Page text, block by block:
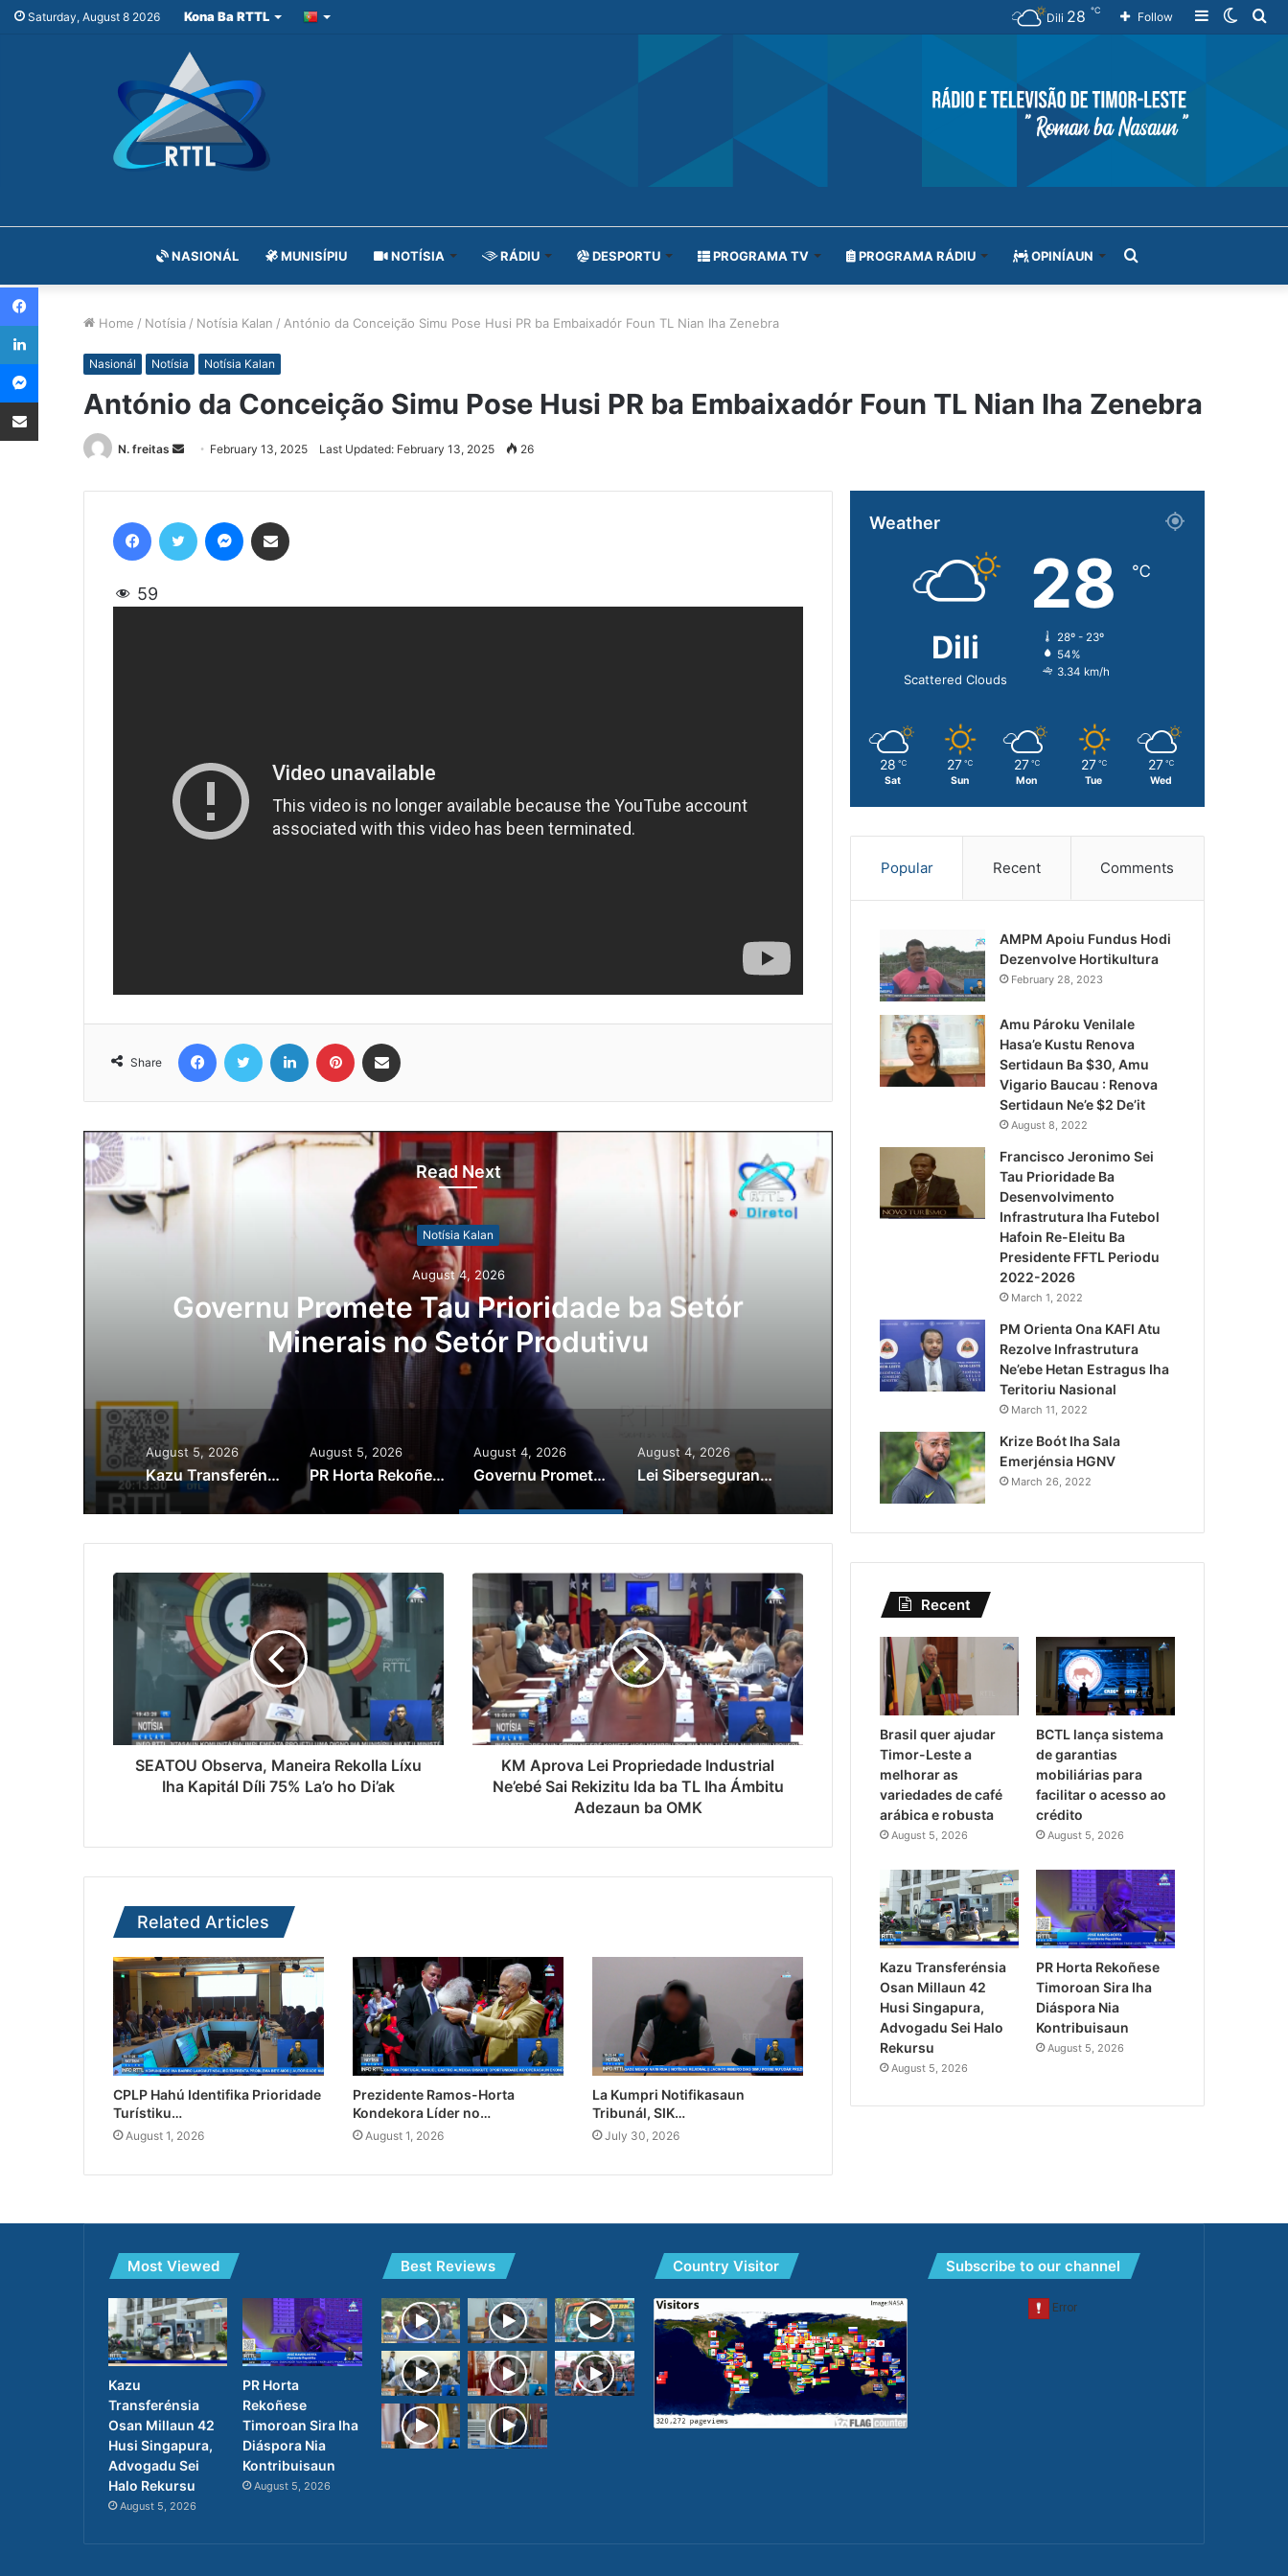
Saturday, August 8 2026 Kona Ba RTTL
Switch
Sidebar
Follow
Dili 28 ℃
NASIONÁL MUNISÍPIU NOTÍSIA RÁDIU DESPORTU PROGRAMA TV PROGRAMA RÁDIU OPINÍAUN
Home / Notísia / Notísia Kalan / António da Conceição Simu Pose Husi PR ba Embaixadór Foun TL Nian Iha Zenebra
Nasionál Notísia Notísia Kalan
António da Conceição Simu Pose Husi PR ba Embaixadór Foun TL Nian Iha Zenebra
N. freitas
Send
email
February 13, 2025 Last Updated: February 13, 2025 26
59
Share
Read Next
Notísia Kalan
August 4, 2026
Governu Promete Tau Prioridade ba Setór
Minerais no Setór Produtivu
Lei Siberseguransa Ajuda
Kaptura Autór Kriminozu
Estranjeiru
August 5, 2026
Kazu Transferénsia Osan Millaun 42 Husi Singapura, Advogadu Sei Halo Rekursu
August 5, 2026
PR Horta Rekoñese Timoroan Sira Iha Diáspora Nia Kontribuisaun
August 4, 2026
Governu Promete Tau Prioridade ba Setór Minerais no Setór Produtivu
August 4, 2026
Lei Siberseguransa Ajuda Autoridade Polisiál Kaptura Autór Kriminozu ho Paradeiru Iha Estranjeiru
SEATOU Observa, Maneira Rekolla Líxu
Iha Kapitál Díli 75% La’o ho Di’ak
KM Aprova Lei Propriedade Industrial
Ne’ebé Sai Rekizitu Ida ba TL Iha Ámbitu
Adezaun ba OMK
Related Articles
CPLP Hahú Identifika Prioridade
Turístiku…
August 1, 2026
Prezidente Ramos-Horta
Kondekora Líder no…
August 1, 2026
La Kumpri Notifikasaun
Tribunál, SIK…
July 30, 2026
Weather
Dili
Scattered Clouds
28 ℃
28º - 23º
54%
3.34 km/h
28 ℃
Sat
27 ℃
Sun
27 ℃
Mon
27 ℃
Tue
27 ℃
Wed
Popular Recent Comments
AMPM Apoiu Fundus Hodi
Dezenvolve Hortikultura
February 28, 2023
Amu Pároku Venilale
Hasa’e Kustu Renova
Sertidaun Ba $30, Amu
Vigario Baucau : Renova
Sertidaun Ne’e $2 De’it
August 8, 2022
Francisco Jeronimo Sei
Tau Prioridade Ba
Desenvolvimento
Infrastrutura Iha Futebol
Hafoin Re-Eleitu Ba
Presidente FFTL Periodu
2022-2026
March 1, 2022
PM Orienta Ona KAFI Atu
Rezolve Infrastrutura
Ne’ebe Hetan Estragus Iha
Teritoriu Nasional
March 11, 2022
Krize Boót Iha Sala
Emerjénsia HGNV
March 26, 2022
Recent
Brasil quer ajudar
Timor-Leste a
melhorar as
variedades de café
arábica e robusta
August 5, 2026
BCTL lança sistema
de garantias
mobiliárias para
facilitar o acesso ao
crédito
August 5, 2026
Kazu Transferénsia
Osan Millaun 42
Husi Singapura,
Advogadu Sei Halo
Rekursu
August 5, 2026
PR Horta Rekoñese
Timoroan Sira Iha
Diáspora Nia
Kontribuisaun
August 5, 2026
Most Viewed
Kazu
Transferénsia
Osan Millaun 42
Husi Singapura,
Advogadu Sei
Halo Rekursu
August 5, 2026
PR Horta
Rekoñese
Timoroan Sira Iha
Diáspora Nia
Kontribuisaun
August 5, 2026
Best Reviews Country Visitor Subscribe to our channel
Facebook
LinkedIn
Messenger